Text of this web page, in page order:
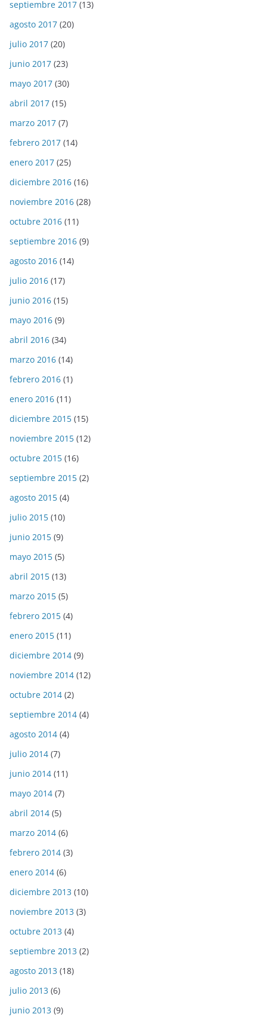
septiembre 2017 (13)
agosto 2017 (20)
julio 2017 (20)
junio 2017 (23)
mayo 2017 (30)
abril 2017 (15)
marzo 2017 (7)
febrero 2017 (14)
enero 2017 (25)
diciembre 2016 (16)
noviembre 2016 (28)
octubre 2016 (11)
septiembre 2016 (9)
agosto 2016 (14)
julio 2016 (17)
junio 2016 (15)
mayo 2016 (9)
abril 2016 (34)
marzo 2016 (14)
febrero 2016 (1)
enero 2016 (11)
diciembre 2015 (15)
noviembre 2015 (12)
octubre 2015 (16)
septiembre 2015 (2)
agosto 2015 (4)
julio 2015 (10)
junio 2015 (9)
mayo 2015 (5)
abril 2015 (13)
marzo 2015 (5)
febrero 2015 (4)
enero 2015 (11)
diciembre 2014 (9)
noviembre 2014 (12)
octubre 2014 (2)
septiembre 2014 (4)
agosto 2014 (4)
julio 2014 (7)
junio 2014 (11)
mayo 2014 (7)
abril 2014 (5)
marzo 2014 (6)
febrero 2014 (3)
enero 2014 (6)
diciembre 2013 (10)
noviembre 2013 (3)
octubre 2013 (4)
septiembre 2013 (2)
agosto 2013 (18)
julio 2013 (6)
junio 2013 (9)